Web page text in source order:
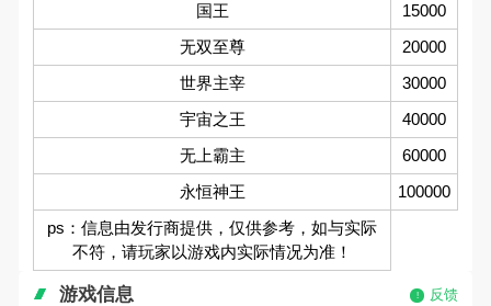
国王
15000
无双至尊
20000
世界主宰
30000
宇宙之王
40000
无上霸主
60000
永恒神王
100000
ps：信息由发行商提供，仅供参考，如与实际
不符，请玩家以游戏内实际情况为准！
游戏信息 反馈